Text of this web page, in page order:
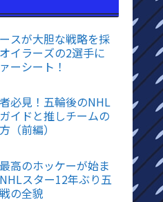
スが大胆な戦略を採
イラーズの2選手に
ーシート！
必見！五輪後のNHL
イドと推しチームの
（前編）
高のホッケーが始ま
スター12年ぶり五
の全貌